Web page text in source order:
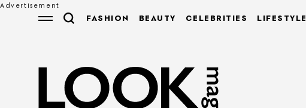
FASHION BEAUTY CELEBRITIES LIFESTYLE